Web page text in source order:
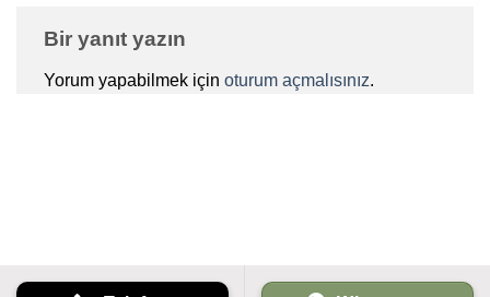
Bir yanıt yazın
Yorum yapabilmek için oturum açmalısınız.